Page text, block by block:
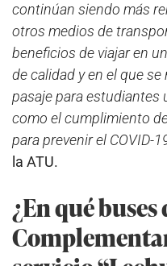
continúan siendo más
otros medios de
beneficios de viajar en
de calidad y en el que
pasaje para estudiantes
como el cumplimiento
para prevenir el COVID-
la ATU.
¿En qué